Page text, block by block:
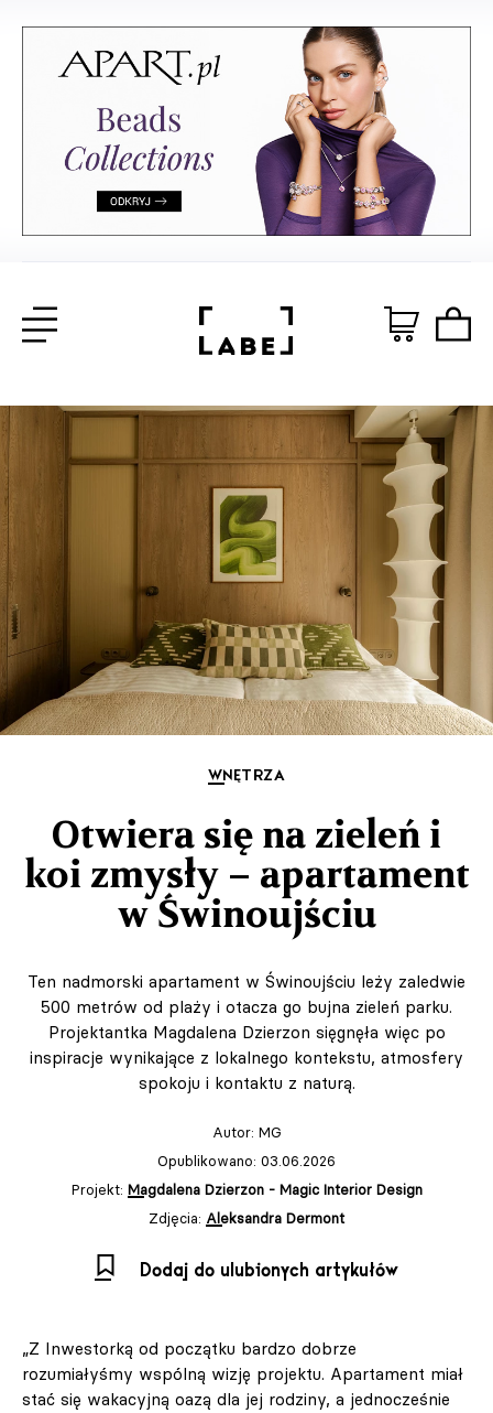
WNĘTRZA
Otwiera się na zieleń i
koi zmysły – apartament
w Świnoujściu
Ten nadmorski apartament w Świnoujściu leży zaledwie
500 metrów od plaży i otacza go bujna zieleń parku.
Projektantka Magdalena Dzierzon sięgnęła więc po
inspiracje wynikające z lokalnego kontekstu, atmosfery
spokoju i kontaktu z naturą.
Autor: MG
Opublikowano: 03.06.2026
Projekt: Magdalena Dzierzon - Magic Interior Design
Zdjęcia: Aleksandra Dermont
Dodaj do ulubionych artykułów
„Z Inwestorką od początku bardzo dobrze
rozumiałyśmy wspólną wizję projektu. Apartament miał
stać się wakacyjną oazą dla jej rodziny, a jednocześnie